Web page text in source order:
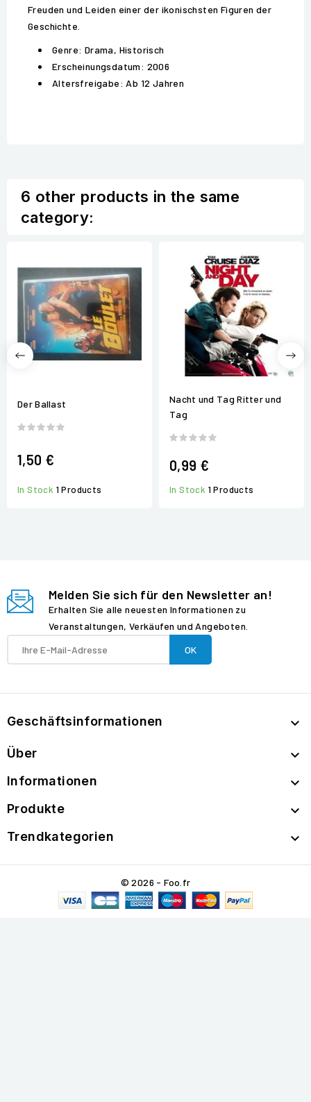
Freuden und Leiden einer der ikonischsten Figuren der
Geschichte.
Genre: Drama, Historisch
Erscheinungsdatum: 2006
Altersfreigabe: Ab 12 Jahren
6 other products in the same
category:
Der Ballast
1,50 €
In Stock 1 Products
Nacht und Tag Ritter und
Tag
0,99 €
In Stock 1 Products
Melden Sie sich für den Newsletter an!
Erhalten Sie alle neuesten Informationen zu
Veranstaltungen, Verkäufen und Angeboten.
Geschäftsinformationen 
Über 
Informationen 
Produkte 
Trendkategorien 
© 2026 - Foo.fr